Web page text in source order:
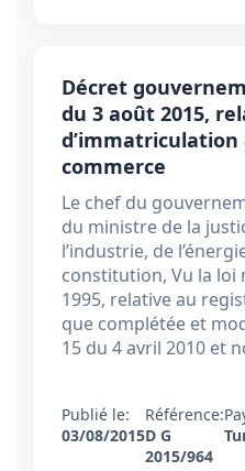
Décret
du 3 août 2015,
commerce
Le chef du
du ministre de la
l’industrie, de
constitution, Vu la loi
1995, relative au
que complétée et
15 du 4 avril 2010 et
Publié le:
03/08/2015
Référence:
D G
2015/964